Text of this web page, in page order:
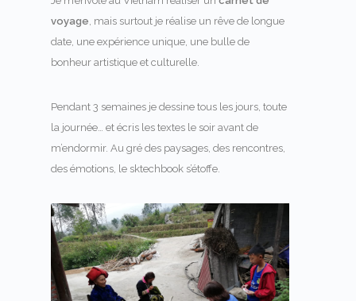
voyage , mais surtout je réalise un rêve de longue
date, une expérience unique, une bulle de
bonheur artistique et culturelle.
Pendant 3 semaines je dessine tous les jours, toute
la journée… et écris les textes le soir avant de
m’endormir. Au gré des paysages, des rencontres,
des émotions, le sktechbook s’étoffe.